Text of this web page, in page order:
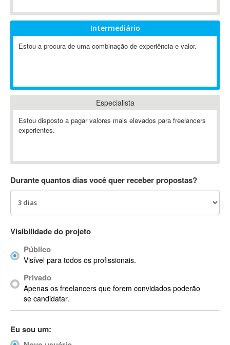
ABBYY FineReader
AbleCommerce
Ableton Push
Abstract Window Toolkit (AWT)
Absynth
ACARS
AccountMate
ACDSee
ACID Pro
ACPI
Acrobat
Acrobat X
Acronis
Actian
Actimize
ActionScript
Active Directory
Intermediário
Estou a procura de uma combinação de experiência e valor.
Especialista
Estou disposto a pagar valores mais elevados para freelancers
experientes.
Durante quantos dias você quer receber propostas?
Visibilidade do projeto
Público
Visível para todos os profissionais.
Privado
Apenas os freelancers que forem convidados poderão
se candidatar.
Eu sou um: